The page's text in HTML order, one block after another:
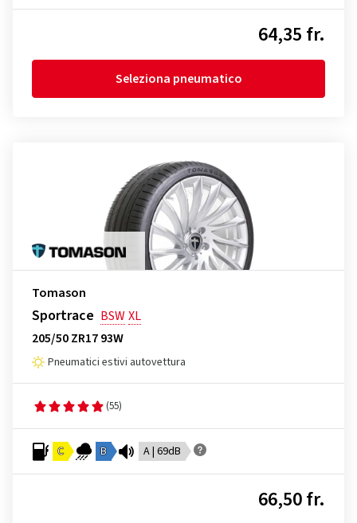
64,35 fr.
Seleziona pneumatico
Tomason
Sportrace BSWXL
205/50 ZR17 93W
Pneumatici estivi autovettura
(55)
C B A | 69dB
66,50 fr.